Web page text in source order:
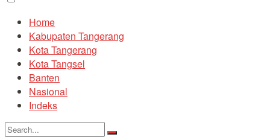
Home
Kabupaten Tangerang
Kota Tangerang
Kota Tangsel
Banten
Nasional
Indeks